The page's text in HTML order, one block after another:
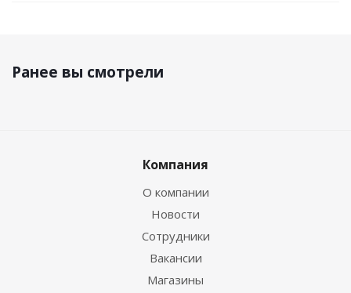
Ранее вы смотрели
Компания
О компании
Новости
Сотрудники
Вакансии
Магазины